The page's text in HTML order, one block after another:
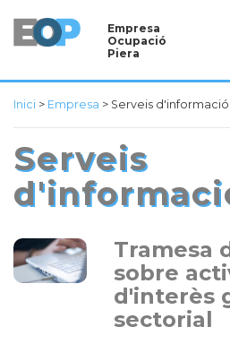
Empresa
Ocupació
Piera
Inici > Empresa > Serveis d'informació
Serveis
Tramesa
sobre
d'interès
sectorial